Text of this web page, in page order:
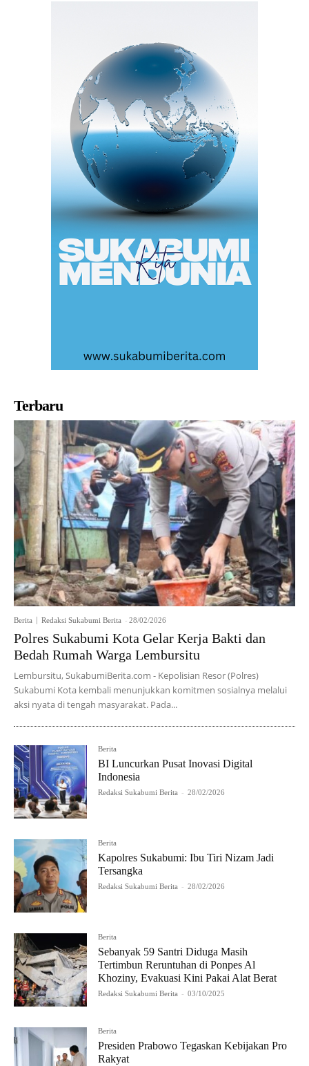
Terbaru
Berita Redaksi Sukabumi Berita - 28/02/2026
Polres Sukabumi Kota Gelar Kerja Bakti dan
Bedah Rumah Warga Lembursitu
Lembursitu, SukabumiBerita.com - Kepolisian Resor (Polres)
Sukabumi Kota kembali menunjukkan komitmen sosialnya melalui
aksi nyata di tengah masyarakat. Pada...
Berita
BI Luncurkan Pusat Inovasi Digital
Indonesia
Redaksi Sukabumi Berita - 28/02/2026
Berita
Kapolres Sukabumi: Ibu Tiri Nizam Jadi
Tersangka
Redaksi Sukabumi Berita - 28/02/2026
Berita
Sebanyak 59 Santri Diduga Masih
Tertimbun Reruntuhan di Ponpes Al
Khoziny, Evakuasi Kini Pakai Alat Berat
Redaksi Sukabumi Berita - 03/10/2025
Berita
Presiden Prabowo Tegaskan Kebijakan Pro
Rakyat